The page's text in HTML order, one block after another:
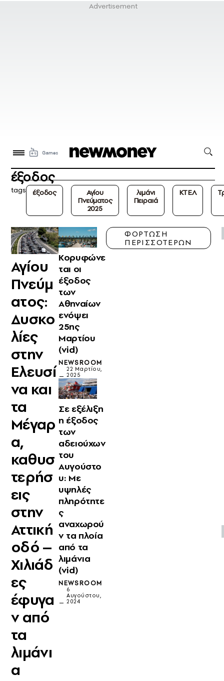
έξοδος
tags έξοδος
Αγίου
Πνεύματος
2025
λιμάνι
Πειραιά
ΚΤΕΛ
Αγίου
Πνεύμ
ατος:
Δυσκο
λίες
στην
Ελευσί
να και
τα
Μέγαρ
α,
καθυσ
τερήσ
εις
στην
Αττική
οδό –
Χιλιάδ
ες
έφυγα
ν από
τα
λιμάνι
α
Κορυφώνε
ται οι
έξοδος
των
Αθηναίων
ενόψει
25ης
Μαρτίου
(vid)
NEWSROOM
22 Μαρτίου,
2025
Σε εξέλιξη
η έξοδος
των
αδειούχων
του
Αυγούστο
υ: Mε
υψηλές
πληρότητε
ς
αναχωρού
ν τα πλοία
από τα
λιμάνια
(vid)
NEWSROOM
6
Αυγούστου,
2024
ΦΟΡΤΩΣΗ
ΠΕΡΙΣΣΟΤΕΡΩΝ